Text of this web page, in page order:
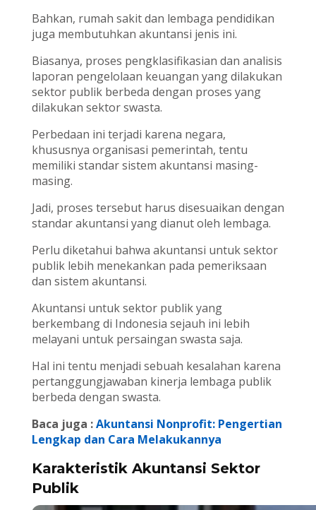
Bahkan, rumah sakit dan lembaga pendidikan
juga membutuhkan akuntansi jenis ini.
Biasanya, proses pengklasifikasian dan analisis
laporan pengelolaan keuangan yang dilakukan
sektor publik berbeda dengan proses yang
dilakukan sektor swasta.
Perbedaan ini terjadi karena negara,
khususnya organisasi pemerintah, tentu
memiliki standar sistem akuntansi masing-
masing.
Jadi, proses tersebut harus disesuaikan dengan
standar akuntansi yang dianut oleh lembaga.
Perlu diketahui bahwa akuntansi untuk sektor
publik lebih menekankan pada pemeriksaan
dan sistem akuntansi.
Akuntansi untuk sektor publik yang
berkembang di Indonesia sejauh ini lebih
melayani untuk persaingan swasta saja.
Hal ini tentu menjadi sebuah kesalahan karena
pertanggungjawaban kinerja lembaga publik
berbeda dengan swasta.
Baca juga :Akuntansi Nonprofit: Pengertian
Lengkap dan Cara Melakukannya
Karakteristik Akuntansi Sektor
Publik